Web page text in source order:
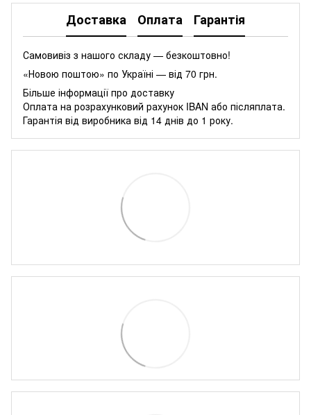
Доставка Оплата Гарантія
Самовивіз з нашого складу — безкоштовно!
«Новою поштою» по Україні — від 70 грн.
Більше інформації про доставку
Оплата на розрахунковий рахунок IBAN або післяплата.
Гарантія від виробника від 14 днів до 1 року.